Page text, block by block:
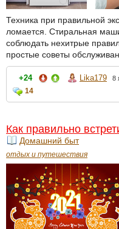
Техника при правильной
ломается. Стиральная
соблюдать нехитрые
простые советы
+24 Lika179 8
14
Как правильно
Домашний быт
отдых и путешествия